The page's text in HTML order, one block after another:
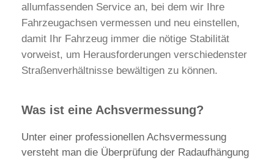
allumfassenden Service an, bei dem wir Ihre
Fahrzeugachsen vermessen und neu einstellen,
damit Ihr Fahrzeug immer die nötige Stabilität
vorweist, um Herausforderungen verschiedenster
Straßenverhältnisse bewältigen zu können.
Was ist eine Achsvermessung?
Unter einer professionellen Achsvermessung
versteht man die Überprüfung der Radaufhängung